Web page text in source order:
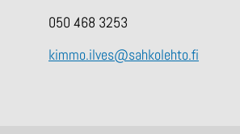
050 468 3253
kimmo.ilves@sahkolehto.fi